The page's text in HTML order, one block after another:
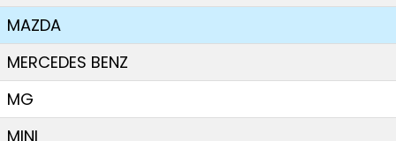
MAZDA
MERCEDES BENZ
MG
MINI